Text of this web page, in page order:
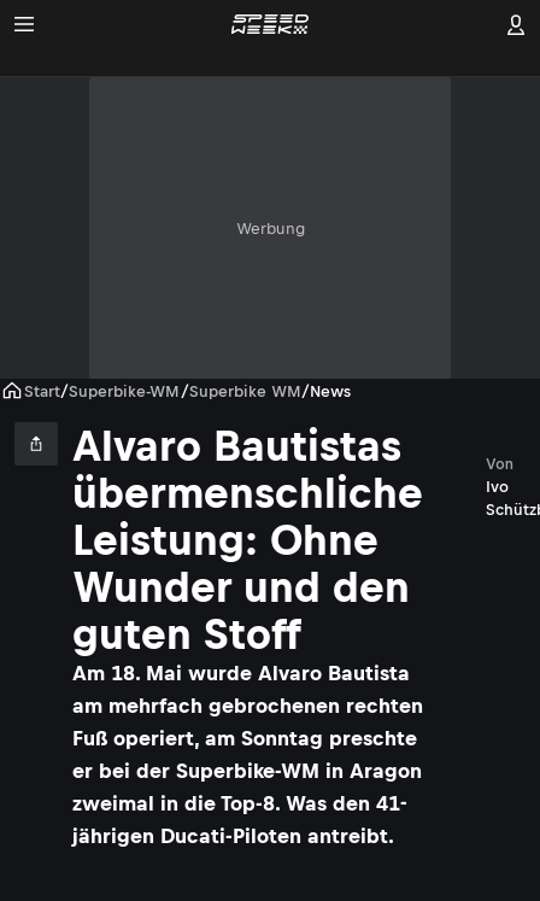
Werbung
Start/Superbike-WM /Superbike WM/News
Alvaro Bautistas
übermenschliche
Leistung: Ohne
Wunder und den
guten Stoff
Am 18. Mai wurde Alvaro Bautista
am mehrfach gebrochenen rechten
Fuß operiert, am Sonntag preschte
er bei der Superbike-WM in Aragon
zweimal in die Top-8. Was den 41-
jährigen Ducati-Piloten antreibt.
Ivo
Von